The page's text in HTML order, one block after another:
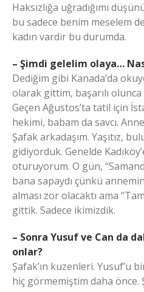
Haksızlığa uğradığımı
bu sadece benim meselem
kadın vardır bu durumda.
– Şimdi gelelim olaya…
Dediğim gibi Kanada’da
olarak gittim, başarılı olunca
Geçen Ağustos’ta tatil için
hekimi, babam da savcı.
Şafak arkadaşım. Yaşıtız,
gidiyorduk. Genelde
oturuyorum. O gün,
bana sapaydı çünkü
alması zor olacaktı ama
gittik. Sadece ikimizdik.
– Sonra Yusuf ve Can da
onlar?
Şafak’ın kuzenleri. Yusuf’u
hiç görmemiştim daha önce.